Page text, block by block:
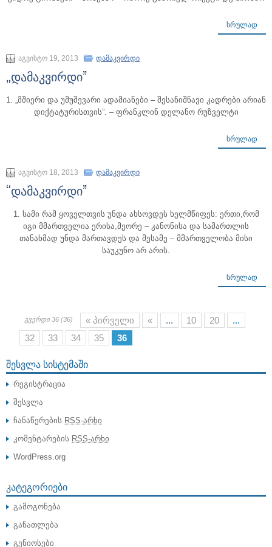
ᲡᲠᲣᲚᲐᲓ
აგვისტო 19, 2013 დამაკვირდი
„დამაკვირდი”
1. „მშიერი და უმუშევარი ადამიანები – შესანიშნავი კადრები არიან
დიქტატურისთვის”. – ფრანკლინ დელანო რუზველტი
ᲡᲠᲣᲚᲐᲓ
აგვისტო 18, 2013 დამაკვირდი
“დამაკვირდი”
1. სამი რამ ყოველთვის უნდა ახსოვდეს ხელმწიფეს: ერთი,რომ
იგი მმართველია ერისა,მეორე – კანონისა და სამართლის
თანახმად უნდა მართავდეს და მესამე – მმართველობა მისი
საუკუნო არ არის.
ᲡᲠᲣᲚᲐᲓ
გვერდი 36 (36) « პირველი « ... 10 20
...
32
33 34 35 36
ᲨᲔᲡᲕᲚᲐ ᲡᲘᲡᲢᲔᲛᲐᲨᲘ
რეგისტრაცია
შესვლა
ჩანაწერების RSS-არხი
კომენტარების RSS-არხი
WordPress.org
ᲙᲐᲢᲔᲒᲝᲠᲘᲔᲑᲘ
გამოგონება
განათლება
გენიოსები